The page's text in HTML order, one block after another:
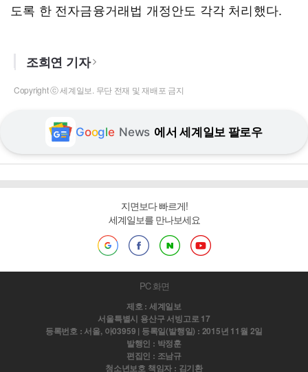
도록 한 전자금융거래법 개정안도 각각 처리했다.
조희연 기자
Copyright ⓒ 세계일보. 무단 전재 및 재배포 금지
Google News 에서 세계일보 팔로우
지면보다 빠르게!
세계일보를 만나보세요
PC 화면
제호 : 세계일보
서울특별시 용산구 서빙고로 17
등록번호 : 서울, 아03959 | 등록일(발행일) : 2015년 11월 2일
발행인 : 박정훈
편집인 : 조남규
청소년보호 책임자 : 김기환